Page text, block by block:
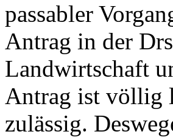
passabler
Antrag in der
Landwirtschaft
Antrag ist völlig
zulässig.